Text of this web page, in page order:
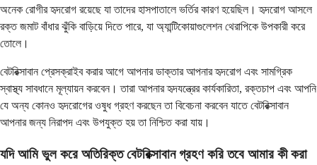
অনেক রোগীর হৃদরোগ রয়েছে যা তাদের হাসপাতালে ভর্তির কারণ হয়েছিল। হৃদরোগ আসলে
রক্ত জমাট বাঁধার ঝুঁকি বাড়িয়ে দিতে পারে, যা অ্যান্টিকোয়াগুলেশন থেরাপিকে উপকারী করে
তোলে।
বেটরিক্সাবান প্রেসক্রাইব করার আগে আপনার ডাক্তার আপনার হৃদরোগ এবং সামগ্রিক
স্বাস্থ্য সাবধানে মূল্যায়ন করবেন। তারা আপনার হৃদযন্ত্রের কার্যকারিতা, রক্তচাপ এবং আপনি
যে অন্য কোনও হৃদরোগের ওষুধ গ্রহণ করছেন তা বিবেচনা করবেন যাতে বেটরিক্সাবান
আপনার জন্য নিরাপদ এবং উপযুক্ত হয় তা নিশ্চিত করা যায়।
যদি আমি ভুল করে অতিরিক্ত বেটরিক্সাবান গ্রহণ করি তবে আমার কী করা